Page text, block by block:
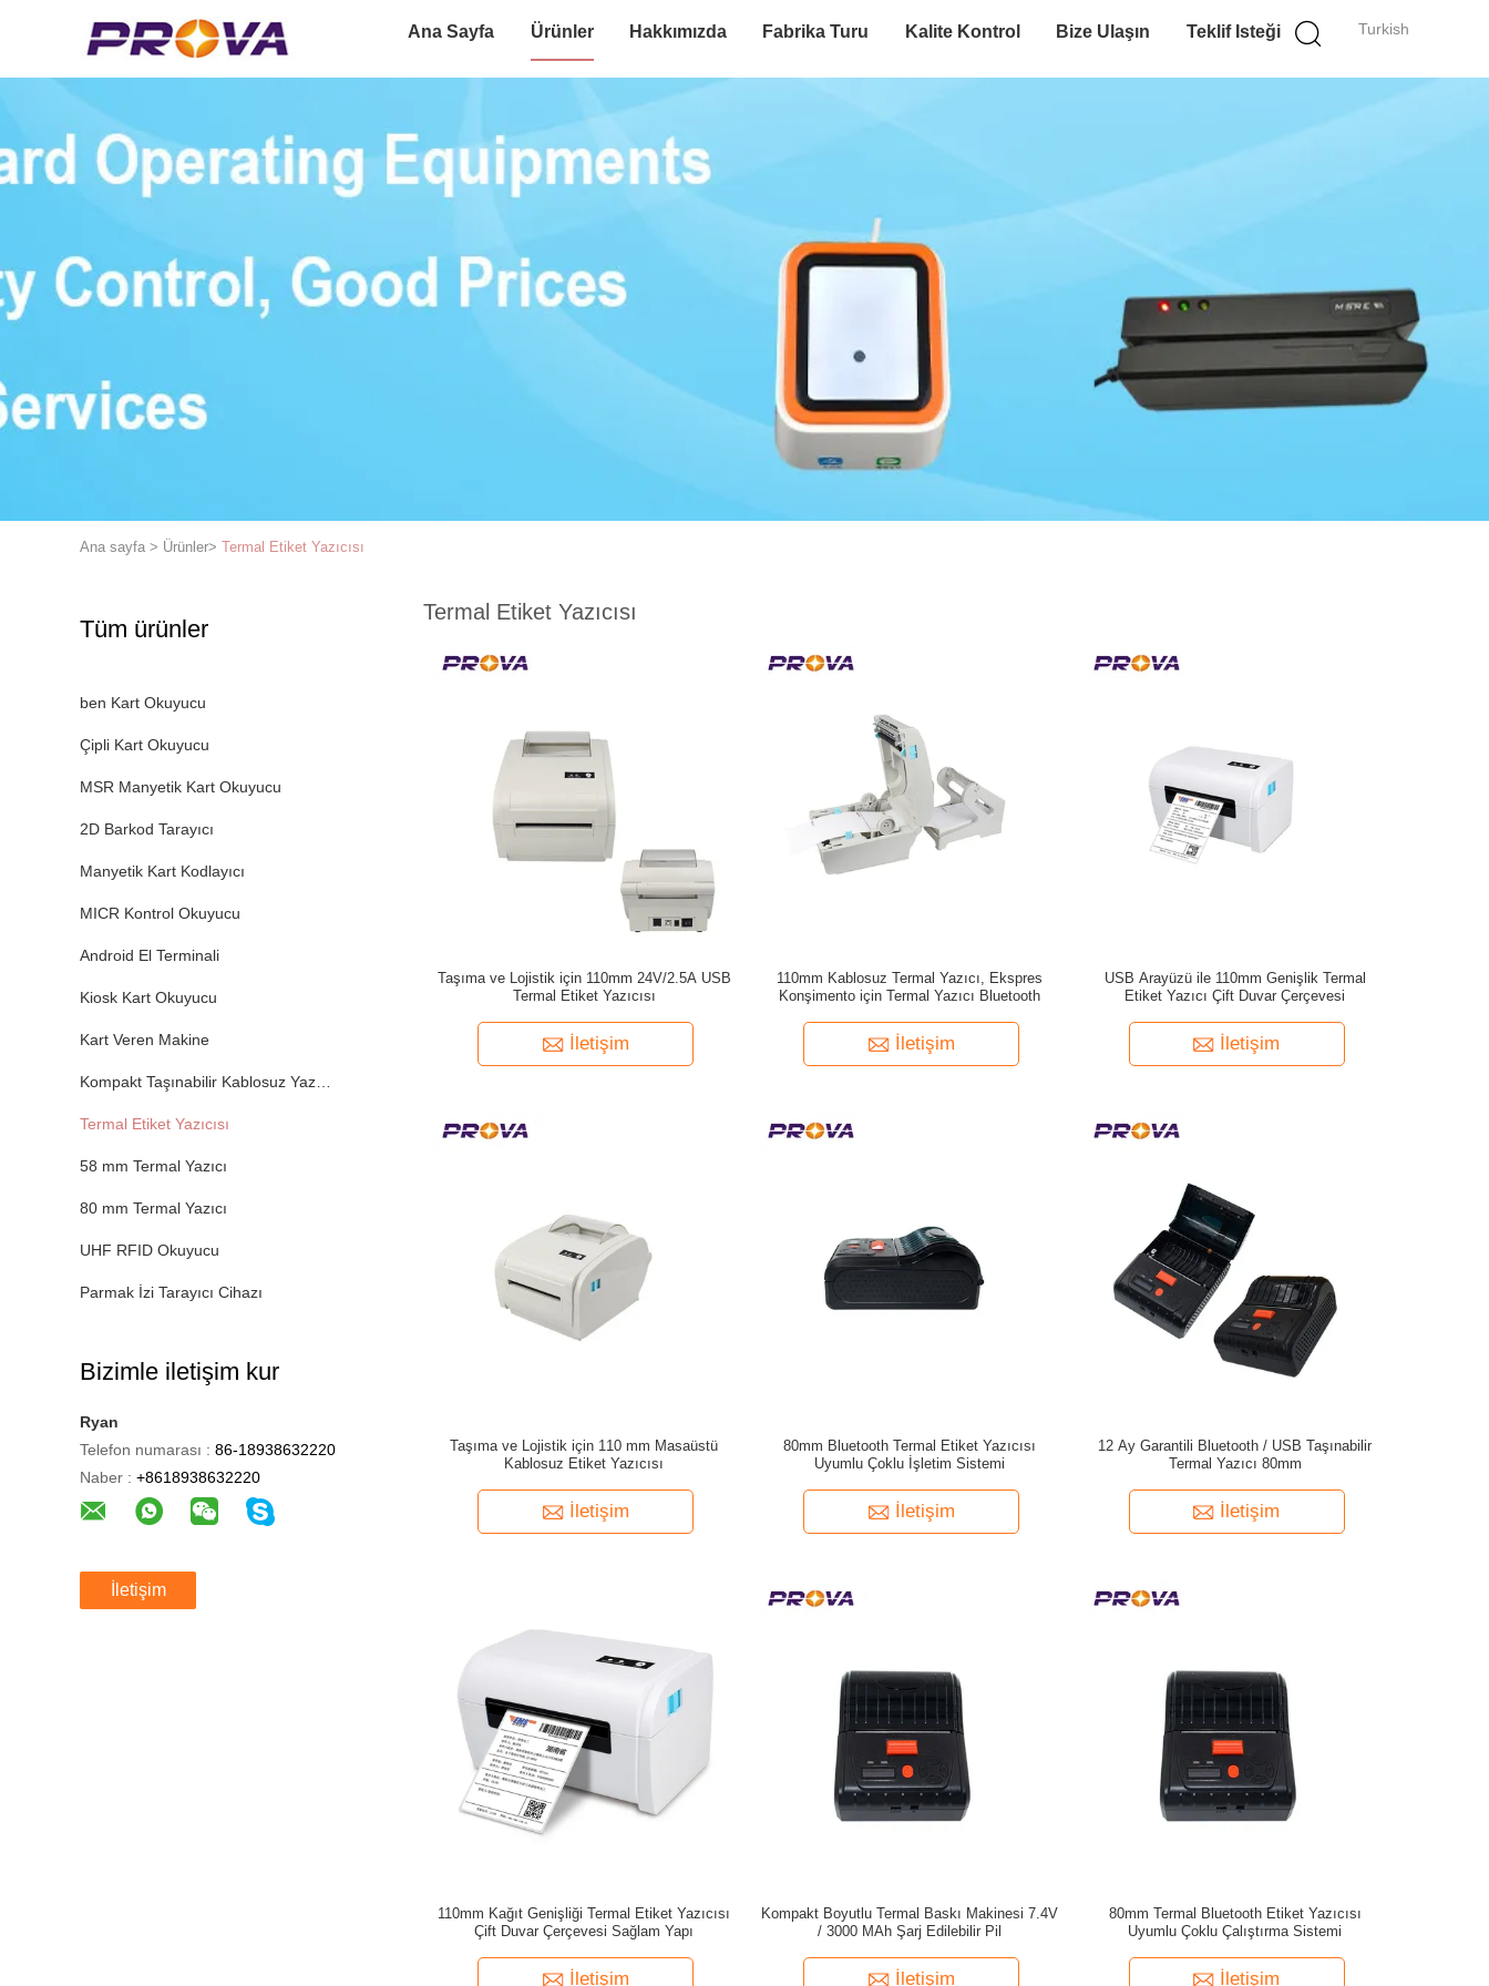
Turkish
Ana Sayfa Ürünler Hakkımızda Fabrika Turu Kalite Kontrol Bize Ulaşın Teklif Isteği
Ana sayfa > Ürünler> Termal Etiket Yazıcısı
Tüm ürünler
ben Kart Okuyucu
Çipli Kart Okuyucu
MSR Manyetik Kart Okuyucu
2D Barkod Tarayıcı
Manyetik Kart Kodlayıcı
MICR Kontrol Okuyucu
Android El Terminali
Kiosk Kart Okuyucu
Kart Veren Makine
Kompakt Taşınabilir Kablosuz Yazıcılar
Termal Etiket Yazıcısı
58 mm Termal Yazıcı
80 mm Termal Yazıcı
UHF RFID Okuyucu
Parmak İzi Tarayıcı Cihazı
Bizimle iletişim kur
Ryan
Telefon numarası : 86-18938632220
Naber : +8618938632220
İletişim
Termal Etiket Yazıcısı
Taşıma ve Lojistik için 110mm 24V/2.5A USB
Termal Etiket Yazıcısı
İletişim
110mm Kablosuz Termal Yazıcı, Ekspres
Konşimento için Termal Yazıcı Bluetooth
İletişim
USB Arayüzü ile 110mm Genişlik Termal
Etiket Yazıcı Çift Duvar Çerçevesi
İletişim
Taşıma ve Lojistik için 110 mm Masaüstü
Kablosuz Etiket Yazıcısı
İletişim
80mm Bluetooth Termal Etiket Yazıcısı
Uyumlu Çoklu İşletim Sistemi
İletişim
12 Ay Garantili Bluetooth / USB Taşınabilir
Termal Yazıcı 80mm
İletişim
110mm Kağıt Genişliği Termal Etiket Yazıcısı
Çift Duvar Çerçevesi Sağlam Yapı
İletişim
Kompakt Boyutlu Termal Baskı Makinesi 7.4V
/ 3000 MAh Şarj Edilebilir Pil
İletişim
80mm Termal Bluetooth Etiket Yazıcısı
Uyumlu Çoklu Çalıştırma Sistemi
İletişim